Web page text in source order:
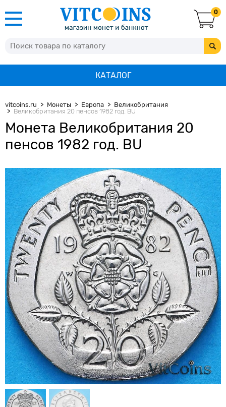
0
КАТАЛОГ
vitcoins.ru Монеты Европа
Великобритания
Великобритания 20 пенсов 1982 год. BU
Монета Великобритания 20
пенсов 1982 год. BU